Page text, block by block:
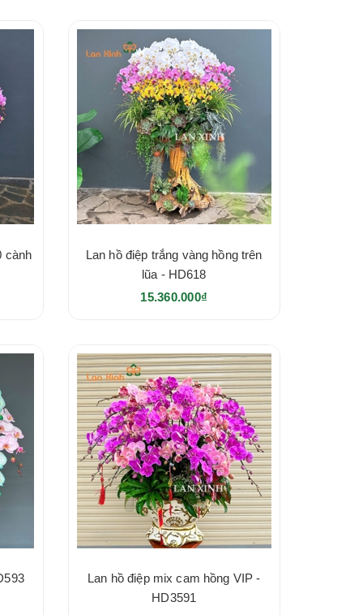
cành
Lan hồ điệp trắng vàng hồng trên
lũa - HD618
15.360.000₫
Lan hồ điệp mix cam hồng VIP -
HD3591